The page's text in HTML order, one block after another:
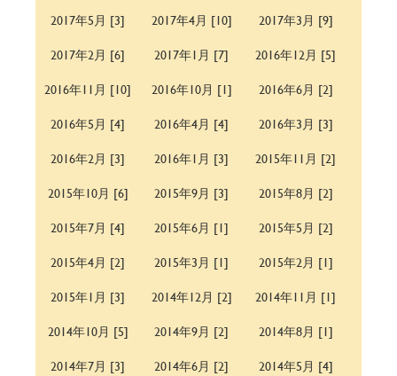
2017年5月 [3]
2017年4月 [10]
2017年3月 [9]
2017年2月 [6]
2017年1月 [7]
2016年12月 [5]
2016年11月 [10]
2016年10月 [1]
2016年6月 [2]
2016年5月 [4]
2016年4月 [4]
2016年3月 [3]
2016年2月 [3]
2016年1月 [3]
2015年11月 [2]
2015年10月 [6]
2015年9月 [3]
2015年8月 [2]
2015年7月 [4]
2015年6月 [1]
2015年5月 [2]
2015年4月 [2]
2015年3月 [1]
2015年2月 [1]
2015年1月 [3]
2014年12月 [2]
2014年11月 [1]
2014年10月 [5]
2014年9月 [2]
2014年8月 [1]
2014年7月 [3]
2014年6月 [2]
2014年5月 [4]